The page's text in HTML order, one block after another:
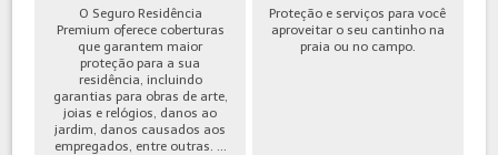
O Seguro Residência
Premium oferece coberturas
que garantem maior
proteção para a sua
residência, incluindo
garantias para obras de arte,
joias e relógios, danos ao
jardim, danos causados aos
empregados, entre outras. ...
Proteção e serviços para você
aproveitar o seu cantinho na
praia ou no campo.